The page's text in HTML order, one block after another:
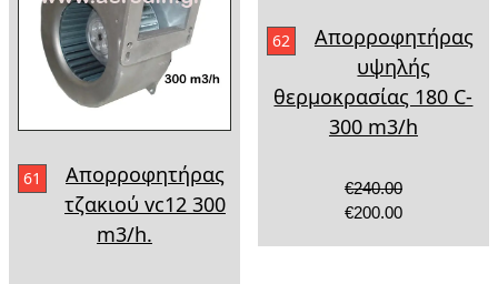
61
Απορροφητήρας
τζακιού vc12 300
m3/h.
62
Απορροφητήρας
υψηλής
θερμοκρασίας 180 C-
300 m3/h
€240.00
€200.00